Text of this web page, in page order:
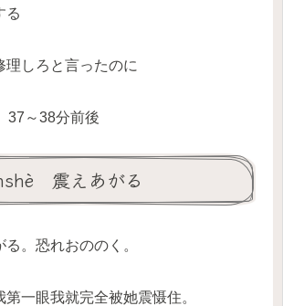
る
理しろと言ったのに
～38分前後
震えあがる
。恐れおののく。
一眼我就完全被她震慑住。